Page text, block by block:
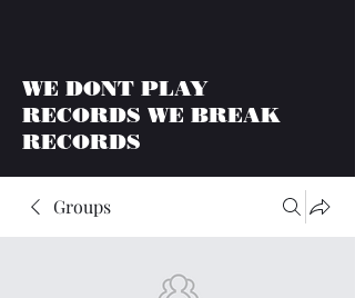
WE DONT PLAY
RECORDS WE BREAK
RECORDS
Groups